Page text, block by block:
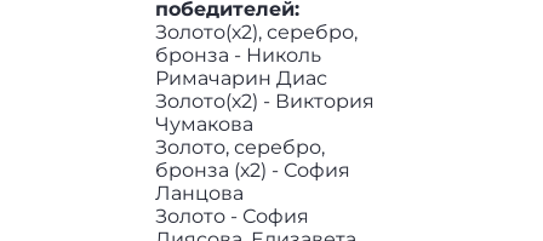
победителей:
Золото(х2), серебро,
бронза - Николь
Римачарин Диас
Золото(х2) - Виктория
Чумакова
Золото, серебро,
бронза (х2) - София
Ланцова
Золото - София